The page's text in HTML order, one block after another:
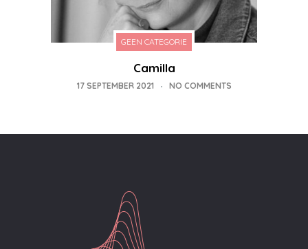
GEEN CATEGORIE
Camilla
17 SEPTEMBER 2021 NO COMMENTS